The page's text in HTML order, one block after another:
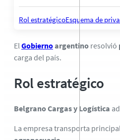
Rol estratégicoEsquema de
El Gobiernoargentino resolvió
carga del país.
Rol estratégico
Belgrano Cargas y Logística
La empresa transporta